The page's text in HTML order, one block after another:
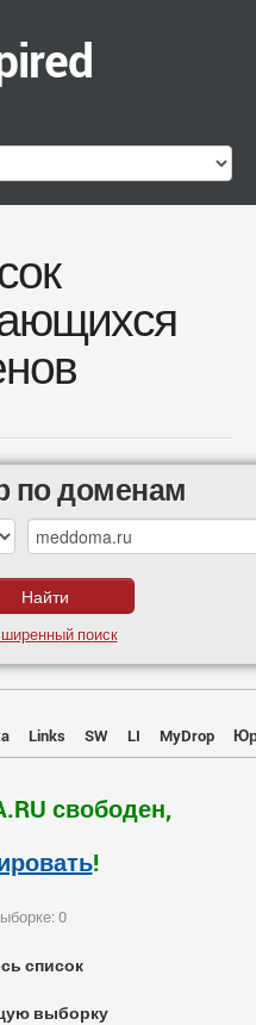
по доменам
поиск
Links SW LI MyDrop
свободен,
!
0
список
выборку